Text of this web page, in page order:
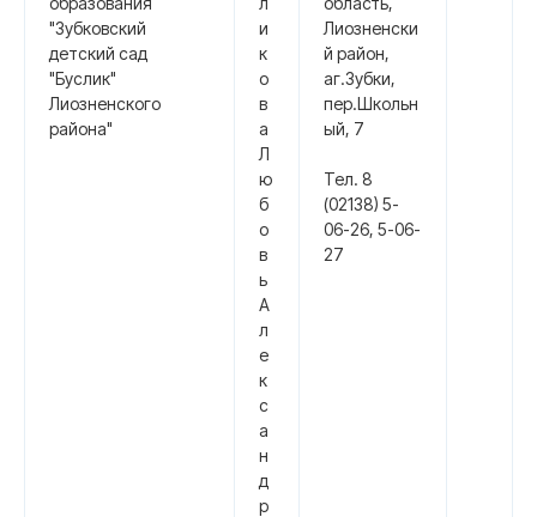
"Зубковский
детский сад
"Буслик"
Лиозненского
района"
и
к
о
в
а
Л
ю
б
о
в
ь
А
л
е
к
с
а
н
д
р
Лиозненски
й район,
аг.Зубки,
пер.Школьн
ый, 7
Тел. 8
(02138) 5-
06-26, 5-06-
27